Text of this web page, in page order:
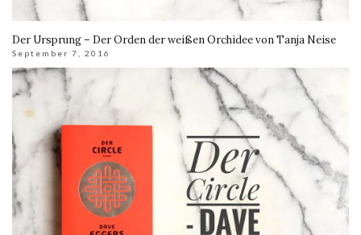
Der Ursprung – Der Orden der weißen Orchidee von Tanja Neise
September 7, 2016